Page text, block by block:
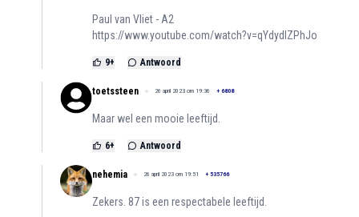
Paul van Vliet - A2
https://www.youtube.com/watch?v=qYdydlZPhJo
9+ Antwoord
toetssteen 26 april 2023 om 19:36 + 6808
Maar wel een mooie leeftijd.
6+ Antwoord
nehemia 26 april 2023 om 19:51 + 535766
Zekers. 87 is een respectabele leeftijd.